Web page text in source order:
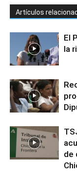
Artículos
El
la
de